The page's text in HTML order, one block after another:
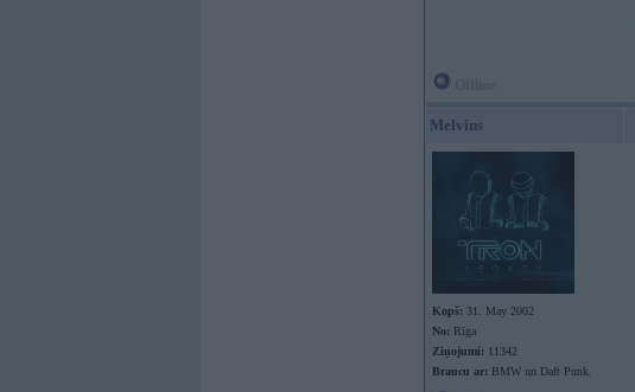
Melvins
Kopš: 31. May 2002
No: Rīga
Ziņojumi: 11342
Braucu ar: BMW un Daft Punk.